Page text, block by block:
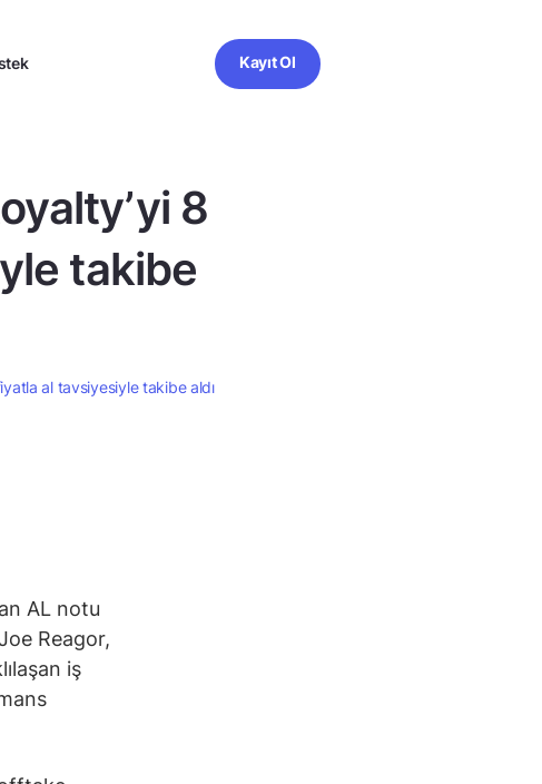
Kayıt Ol
8
takibe
al tavsiyesiyle takibe aldı
AL notu
Reagor,
iş